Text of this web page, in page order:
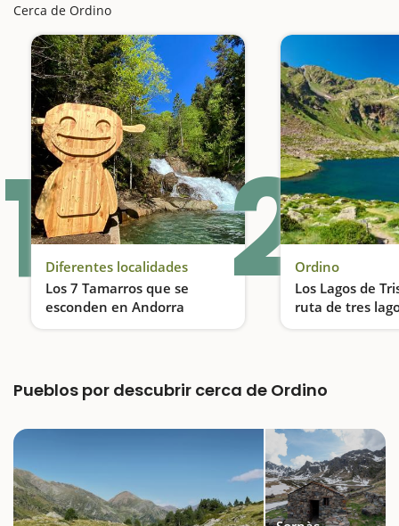
Cerca de Ordino
1 Diferentes localidades
Los 7 Tamarros que se
esconden en Andorra
Descubre los Tamarros de Andorra, una actividad ideal para realizar en familia
2Ordino
Los Lagos de
ruta de tres
Pueblos por descubrir cerca de Ordino